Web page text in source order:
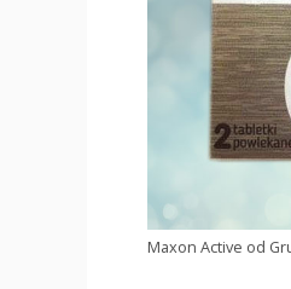
Maxon Active od